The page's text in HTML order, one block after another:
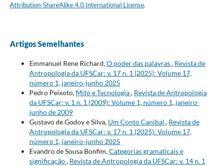
Attribution-ShareAlike 4.0 International License.
Artigos Semelhantes
Emmanuel Rene Richard,O poder das palavras, Revista de
Antropologia da UFSCar: v. 17 n. 1 (2025): Volume 17,
número 1, janeiro-junho 2025
Pedro Peixoto, Mito e Tecnologia, Revista de Antropologia
da UFSCar: v. 1 n. 1 (2009): Volume 1, número 1, janeiro-
junho de 2009
Gustavo de Godoy e Silva, Um Conto Canibal , Revista de
Antropologia da UFSCar: v. 17 n. 1 (2025): Volume 17,
número 1, janeiro-junho 2025
Evandro de Sousa Bonfim,Categorias gramaticais e
significação, Revista de Antropologia da UFSCar: v. 14 n. 1